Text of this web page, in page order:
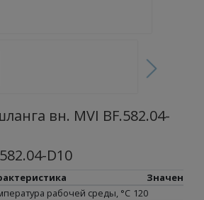
вн. MVI BF.582.04-
D10
Значение
рабочей среды, °С 120